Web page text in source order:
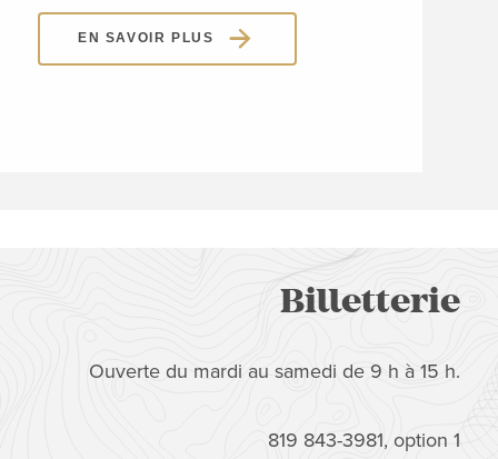
EN SAVOIR PLUS
Billetterie
Ouverte du mardi au samedi de 9 h à 15 h.
819 843-3981, option 1